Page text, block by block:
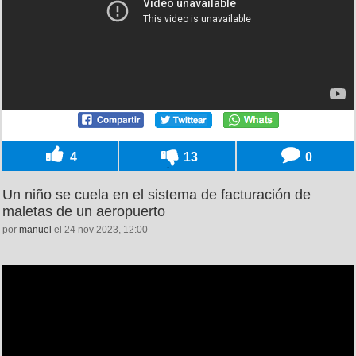
4 13 0
Un niño se cuela en el sistema de facturación de
maletas de un aeropuerto
por manuel el 24 nov 2023, 12:00